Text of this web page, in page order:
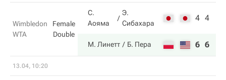
Wimbledon
WTA
Female
Double
С.
Аояма
Э.
Сибахара
4 4
М. Линетт Б. Пера 6 6
13.04, 10:20